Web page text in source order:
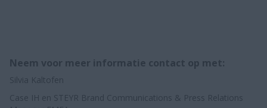
Neem voor meer informatie contact op met:
Silvia Kaltofen
Case IH en STEYR Brand Communications & Press Relations